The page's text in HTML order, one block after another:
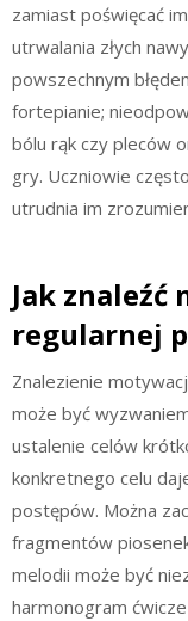
zamiast poświęcać
utrwalania złych
powszechnym
fortepianie;
bólu rąk czy pleców
gry. Uczniowie
utrudnia im
Jak znaleźć
regularnej
Znalezienie
może być
ustalenie celów
konkretnego celu
postępów. Można
fragmentów
melodii może być
harmonogram